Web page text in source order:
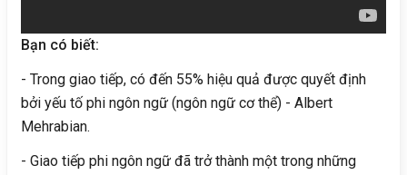
Bạn có biết:
- Trong giao tiếp, có đến 55% hiệu quả được quyết định
bởi yếu tố phi ngôn ngữ (ngôn ngữ cơ thể) - Albert
Mehrabian.
- Giao tiếp phi ngôn ngữ đã trở thành một trong những